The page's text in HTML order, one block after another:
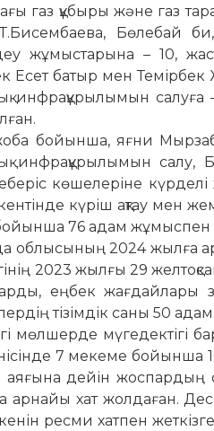
газ құбыры және газ
Бөлебай
жұмыстарына – 10,
Есет батыр мен
инфра­­­­құрылы­мын салуға
жоба бойынша, яғни
инфра­құрылымын салу,
кө­шелеріне
күріш ақтау мен
76 адам жұмыспен
об­лы­сының 2024 жылға
2023 жылғы 29
еңбек жағдайлары
тізімдік саны 50
мөлшерде мүгедектігі
7 мекеме
дейін жоспардың
арнайы хат жолдаған.
ресми хатпен